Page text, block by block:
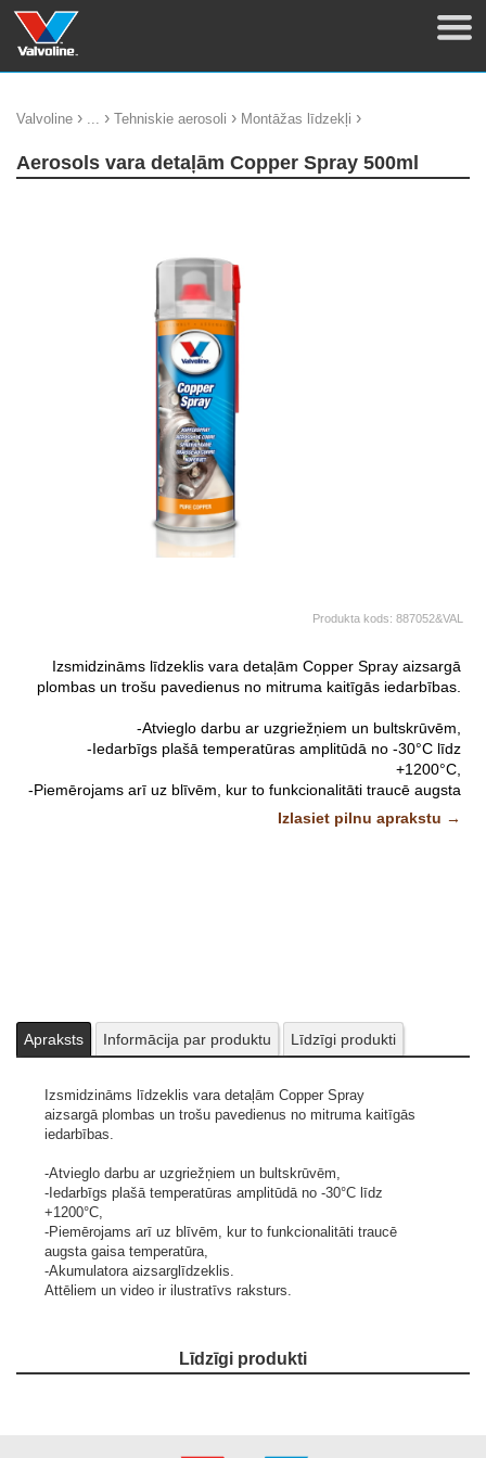
Valvoline › ... › Tehniskie aerosoli › Montāžas līdzekļi ›
Aerosols vara detaļām Copper Spray 500ml
Produkta kods: 887052&VAL
Izsmidzināms līdzeklis vara detaļām Copper Spray aizsargā
plombas un trošu pavedienus no mitruma kaitīgās iedarbības.
-Atvieglo darbu ar uzgriežņiem un bultskrūvēm,
-Iedarbīgs plašā temperatūras amplitūdā no -30°C līdz
+1200°C,
-Piemērojams arī uz blīvēm, kur to funkcionalitāti traucē augsta
gaisa temperatūra,
-Akumulatora aizsarglīdzeklis.
Izlasiet pilnu aprakstu →
Apraksts Informācija par produktu Līdzīgi produkti
Izsmidzināms līdzeklis vara detaļām Copper Spray
aizsargā plombas un trošu pavedienus no mitruma kaitīgās
iedarbības.
-Atvieglo darbu ar uzgriežņiem un bultskrūvēm,
-Iedarbīgs plašā temperatūras amplitūdā no -30°C līdz
+1200°C,
-Piemērojams arī uz blīvēm, kur to funkcionalitāti traucē
augsta gaisa temperatūra,
-Akumulatora aizsarglīdzeklis.
Attēliem un video ir ilustratīvs raksturs.
Līdzīgi produkti